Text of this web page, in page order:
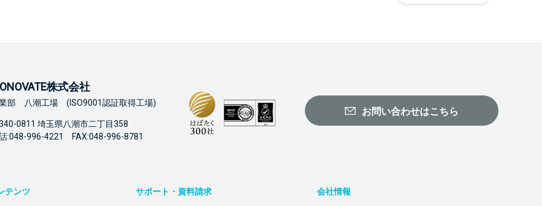
株式会社
部 八潮工場 (ISO9001認証取得工場)
0811 埼玉県八潮市二丁目358
:048-996-4221 FAX:048-996-8781
お問い合わせはこちら
テンツ サポート・資料請求 会社情報